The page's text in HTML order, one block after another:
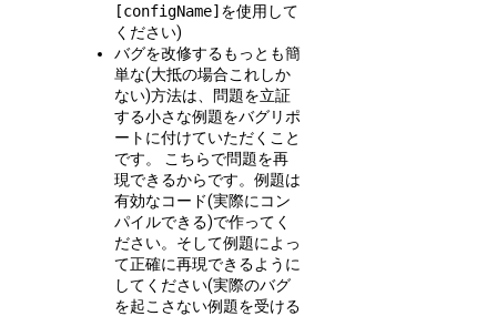
[configName]を使用して
ください)
バグを改修するもっとも簡
単な(大抵の場合これしか
ない)方法は、問題を立証
する小さな例題をバグリポ
ートに付けていただくこと
です。 こちらで問題を再
現できるからです。例題は
有効なコード(実際にコン
パイルできる)で作ってく
ださい。そして例題によっ
て正確に再現できるように
してください(実際のバグ
を起こさない例題を受ける